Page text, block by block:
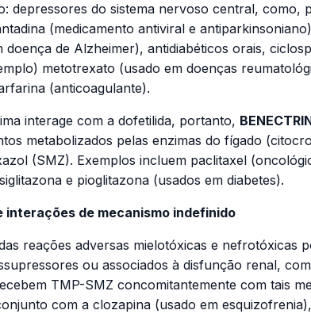
depressores do sistema nervoso central, como,
(medicamento antiviral e
doença de Alzheimer), antidiabéticos orais,
metotrexato (usado em doenças
(anticoagulante).
interage com a dofetilida, portanto,
metabolizados pelas enzimas do fígado
(SMZ). Exemplos incluem paclitaxel
e pioglitazona (usados em diabetes).
de mecanismo indefinido
reações adversas mielotóxicas e
ou associados à disfunção renal,
TMP-SMZ concomitantemente com tais
com a clozapina (usado em